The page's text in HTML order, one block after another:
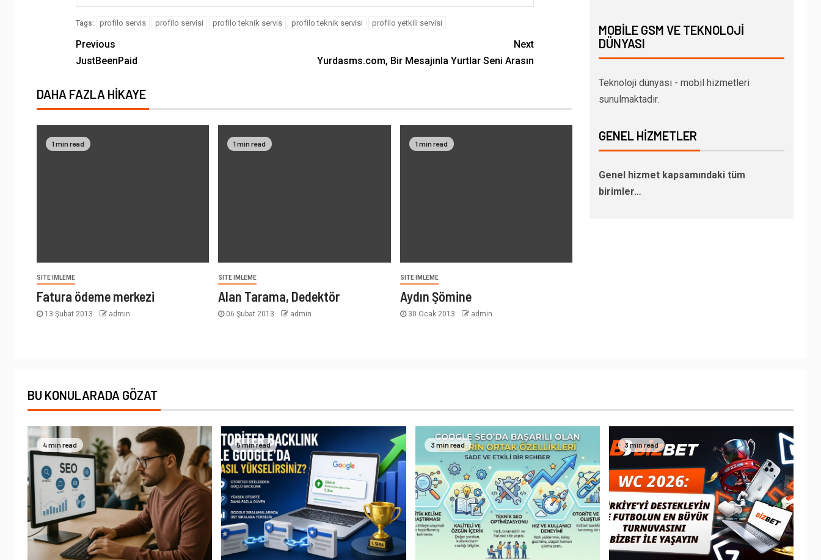
Tags: profilo servis profilo servisi profilo teknik servis profilo teknik servisi profilo yetkili servisi
Previous
JustBeenPaid
Next
Yurdasms.com, Bir Mesajınla Yurtlar Seni Arasın
DAHA FAZLA HIKAYE
1 min read
SITE IMLEME
Fatura ödeme merkezi
13 Şubat 2013 admin
1 min read
SITE IMLEME
Alan Tarama, Dedektör
06 Şubat 2013 admin
1 min read
SITE IMLEME
Aydın Şömine
30 Ocak 2013 admin
MOBILE GSM VE TEKNOLOJI
DÜNYASI
Teknoloji dünyası - mobil hizmetleri
sunulmaktadır.
GENEL HIZMETLER
Genel hizmet kapsamındaki tüm
birimler…
BU KONULARADA GÖZAT
4 min read 5 min read 3 min read 3 min read